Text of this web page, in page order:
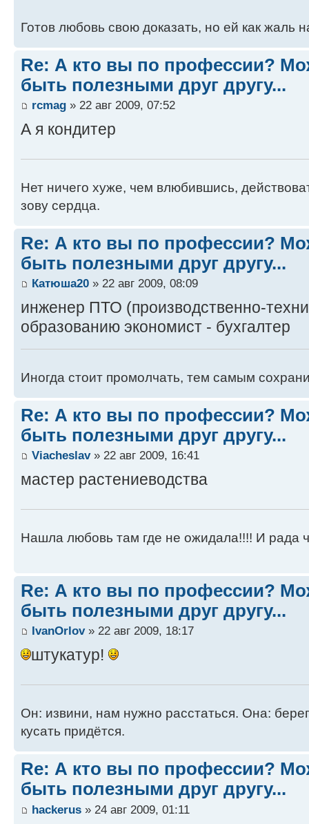
Готов любовь свою доказать, но ей как жаль
Re: А кто вы по профессии?
быть полезными друг другу...
rcmag » 22 авг 2009, 07:52
А я кондитер
Нет ничего хуже, чем влюбившись,
зову сердца.
Re: А кто вы по профессии?
быть полезными друг другу...
Катюша20 » 22 авг 2009, 08:09
инженер ПТО (производственно-
образованию экономист - бухгалтер
Иногда стоит промолчать, тем самым
Re: А кто вы по профессии?
быть полезными друг другу...
Viacheslav» 22 авг 2009, 16:41
мастер растениеводства
Нашла любовь там где не ожидала!!!! И рада
Re: А кто вы по профессии?
быть полезными друг другу...
IvanOrlov» 22 авг 2009, 18:17
штукатур!
Он: извини, нам нужно расстаться. Она:
кусать придётся.
Re: А кто вы по профессии?
быть полезными друг другу...
hackerus » 24 авг 2009, 01:11